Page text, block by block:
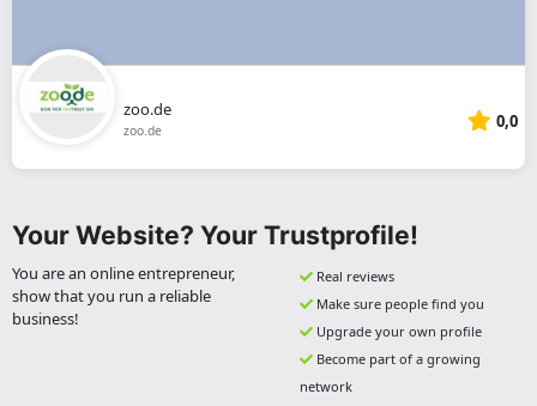
zoo.de
zoo.de 0,0
Your Website? Your Trustprofile!
You are an online entrepreneur,
show that you run a reliable
business!
Real reviews
Make sure people find you
Upgrade your own profile
Become part of a growing
network